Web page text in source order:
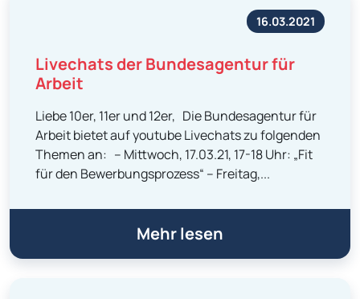
16.03.2021
Livechats der Bundesagentur für
Arbeit
Liebe 10er, 11er und 12er, Die Bundesagentur für
Arbeit bietet auf youtube Livechats zu folgenden
Themen an: – Mittwoch, 17.03.21, 17-18 Uhr: „Fit
für den Bewerbungsprozess“ – Freitag,...
Mehr lesen